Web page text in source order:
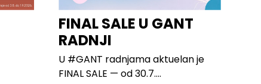
FINAL SALE U GANT
RADNJI
U #GANT radnjama aktuelan je
FINAL SALE — od 30.7....